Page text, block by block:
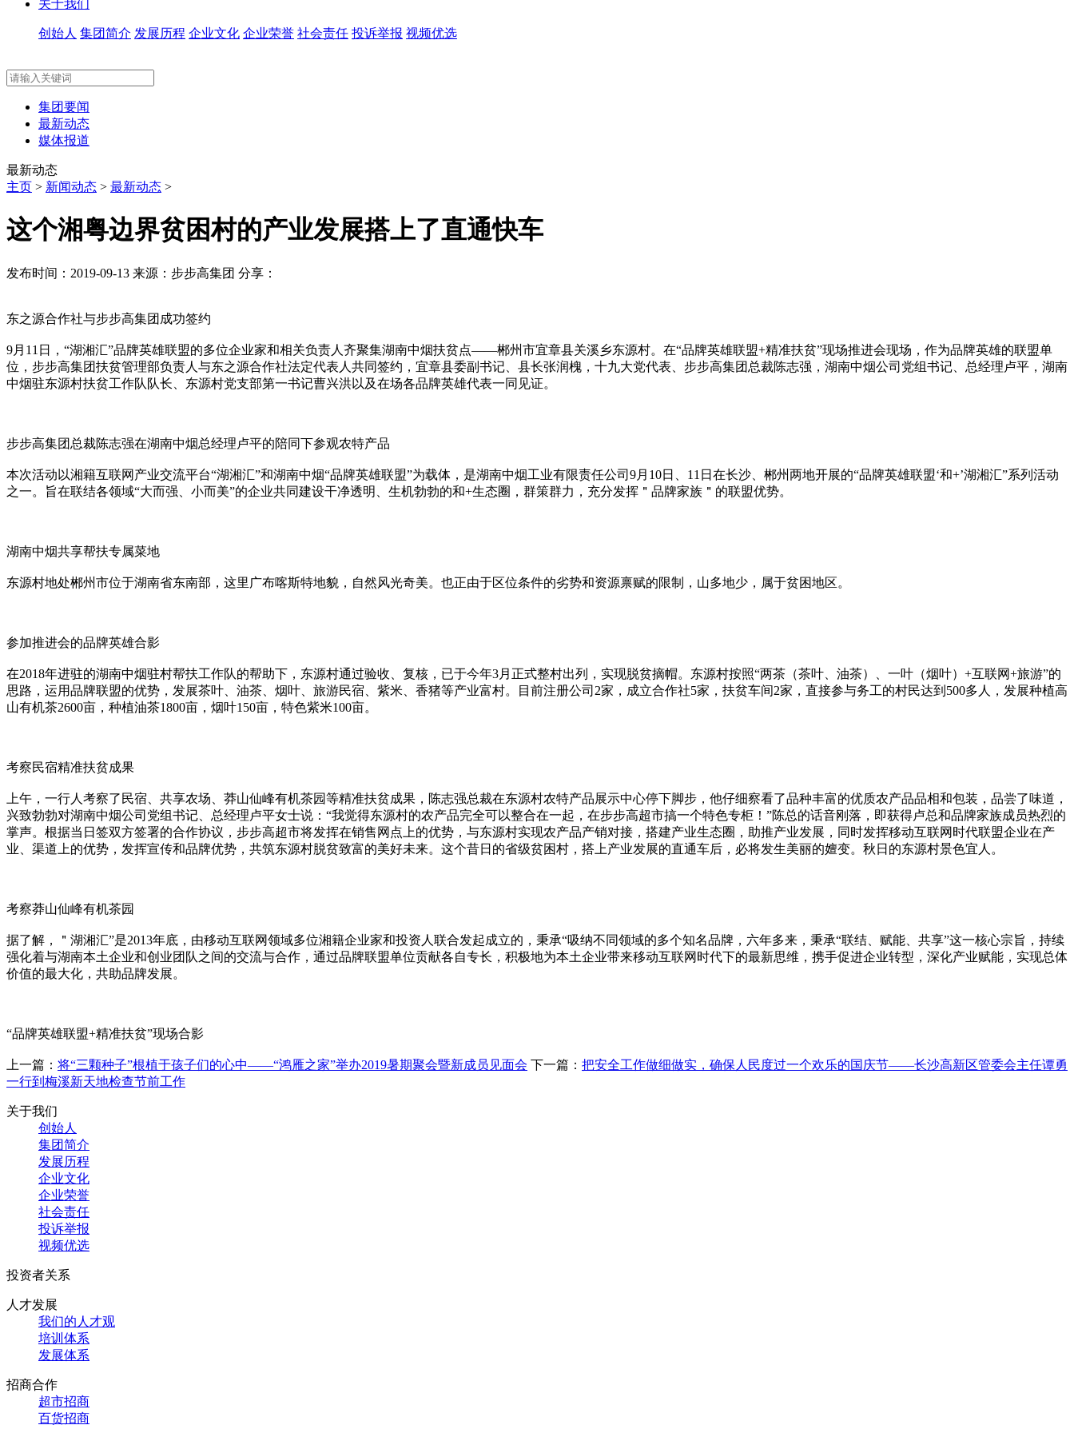
关于我们
创始人 集团简介 发展历程 企业文化 企业荣誉 社会责任 投诉举报 视频优选
集团要闻
最新动态
媒体报道
最新动态
主页 > 新闻动态 > 最新动态 >
这个湘粤边界贫困村的产业发展搭上了直通快车
发布时间：2019-09-13 来源：步步高集团 分享：
东之源合作社与步步高集团成功签约
9月11日，“湖湘汇”品牌英雄联盟的多位企业家和相关负责人齐聚集湖南中烟扶贫点——郴州市宜章县关溪乡东源村。在“品牌英雄联盟+精准扶贫”现场推进会现场，作为品牌英雄的联盟单
位，步步高集团扶贫管理部负责人与东之源合作社法定代表人共同签约，宜章县委副书记、县长张润槐，十九大党代表、步步高集团总裁陈志强，湖南中烟公司党组书记、总经理卢平，湖南
中烟驻东源村扶贫工作队队长、东源村党支部第一书记曹兴洪以及在场各品牌英雄代表一同见证。
步步高集团总裁陈志强在湖南中烟总经理卢平的陪同下参观农特产品
本次活动以湘籍互联网产业交流平台“湖湘汇”和湖南中烟“品牌英雄联盟”为载体，是湖南中烟工业有限责任公司9月10日、11日在长沙、郴州两地开展的“品牌英雄联盟‘和+’湖湘汇”系列活动
之一。旨在联结各领域“大而强、小而美”的企业共同建设干净透明、生机勃勃的和+生态圈，群策群力，充分发挥＂品牌家族＂的联盟优势。
湖南中烟共享帮扶专属菜地
东源村地处郴州市位于湖南省东南部，这里广布喀斯特地貌，自然风光奇美。也正由于区位条件的劣势和资源禀赋的限制，山多地少，属于贫困地区。
参加推进会的品牌英雄合影
在2018年进驻的湖南中烟驻村帮扶工作队的帮助下，东源村通过验收、复核，已于今年3月正式整村出列，实现脱贫摘帽。东源村按照“两茶（茶叶、油茶）、一叶（烟叶）+互联网+旅游”的
思路，运用品牌联盟的优势，发展茶叶、油茶、烟叶、旅游民宿、紫米、香猪等产业富村。目前注册公司2家，成立合作社5家，扶贫车间2家，直接参与务工的村民达到500多人，发展种植高
山有机茶2600亩，种植油茶1800亩，烟叶150亩，特色紫米100亩。
考察民宿精准扶贫成果
上午，一行人考察了民宿、共享农场、莽山仙峰有机茶园等精准扶贫成果，陈志强总裁在东源村农特产品展示中心停下脚步，他仔细察看了品种丰富的优质农产品品相和包装，品尝了味道，
兴致勃勃对湖南中烟公司党组书记、总经理卢平女士说：“我觉得东源村的农产品完全可以整合在一起，在步步高超市搞一个特色专柜！”陈总的话音刚落，即获得卢总和品牌家族成员热烈的
掌声。根据当日签双方签署的合作协议，步步高超市将发挥在销售网点上的优势，与东源村实现农产品产销对接，搭建产业生态圈，助推产业发展，同时发挥移动互联网时代联盟企业在产
业、渠道上的优势，发挥宣传和品牌优势，共筑东源村脱贫致富的美好未来。这个昔日的省级贫困村，搭上产业发展的直通车后，必将发生美丽的嬗变。秋日的东源村景色宜人。
考察莽山仙峰有机茶园
据了解，＂湖湘汇”是2013年底，由移动互联网领域多位湘籍企业家和投资人联合发起成立的，秉承“吸纳不同领域的多个知名品牌，六年多来，秉承“联结、赋能、共享”这一核心宗旨，持续
强化着与湖南本土企业和创业团队之间的交流与合作，通过品牌联盟单位贡献各自专长，积极地为本土企业带来移动互联网时代下的最新思维，携手促进企业转型，深化产业赋能，实现总体
价值的最大化，共助品牌发展。
“品牌英雄联盟+精准扶贫”现场合影
上一篇： 将“三颗种子”根植于孩子们的心中——“鸿雁之家”举办2019暑期聚会暨新成员见面会 下一篇： 把安全工作做细做实，确保人民度过一个欢乐的国庆节——长沙高新区管委会主任谭勇
一行到梅溪新天地检查节前工作
关于我们
创始人
集团简介
发展历程
企业文化
企业荣誉
社会责任
投诉举报
视频优选
投资者关系
人才发展
我们的人才观
培训体系
发展体系
招商合作
超市招商
百货招商